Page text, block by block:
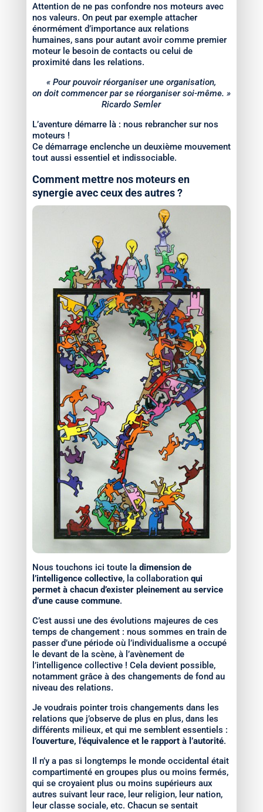
Attention de ne pas confondre nos moteurs avec
nos valeurs. On peut par exemple attacher
énormément d’importance aux relations
humaines, sans pour autant avoir comme premier
moteur le besoin de contacts ou celui de
proximité dans les relations.
« Pour pouvoir réorganiser une organisation,
on doit commencer par se réorganiser soi-même. »
Ricardo Semler
L’aventure démarre là : nous rebrancher sur nos
moteurs !
Ce démarrage enclenche un deuxième mouvement
tout aussi essentiel et indissociable.
Comment mettre nos moteurs en
synergie avec ceux des autres ?
Nous touchons ici toute la dimension de
l’intelligence collective, la collaboration qui
permet à chacun d’exister pleinement au service
d’une cause commune.
C’est aussi une des évolutions majeures de ces
temps de changement : nous sommes en train de
passer d’une période où l’individualisme a occupé
le devant de la scène, à l’avènement de
l’intelligence collective ! Cela devient possible,
notamment grâce à des changements de fond au
niveau des relations.
Je voudrais pointer trois changements dans les
relations que j’observe de plus en plus, dans les
différents milieux, et qui me semblent essentiels :
l’ouverture, l’équivalence et le rapport à l’autorité.
Il n’y a pas si longtemps le monde occidental était
compartimenté en groupes plus ou moins fermés,
qui se croyaient plus ou moins supérieurs aux
autres suivant leur race, leur religion, leur nation,
leur classe sociale, etc. Chacun se sentait